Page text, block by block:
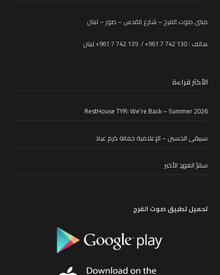
مبنى صوت الفرح – شارع القدس – صور – لبنان
هاتف : 130 742 7 961+ / 139 742 7 961+ لبنان
الأكثر قراءة
RestHouse TYR: We’re Back – Summer 2026
سيبقى الحسين – الإعلامية جمانة كرم عياد
سفرُ العهدِ الأخير
تحميل تطبيق صوت الفرح